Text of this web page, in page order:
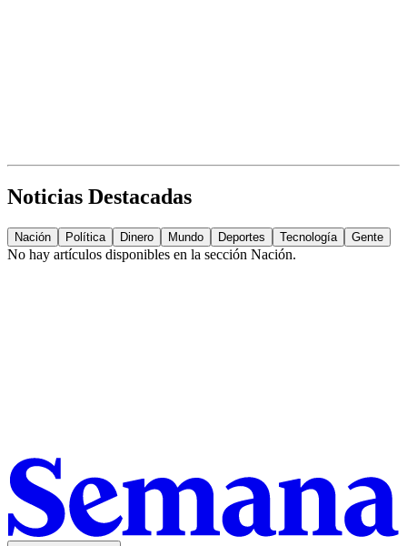
Noticias Destacadas
Nación Política Dinero Mundo Deportes Tecnología Gente
No hay artículos disponibles en la sección Nación.